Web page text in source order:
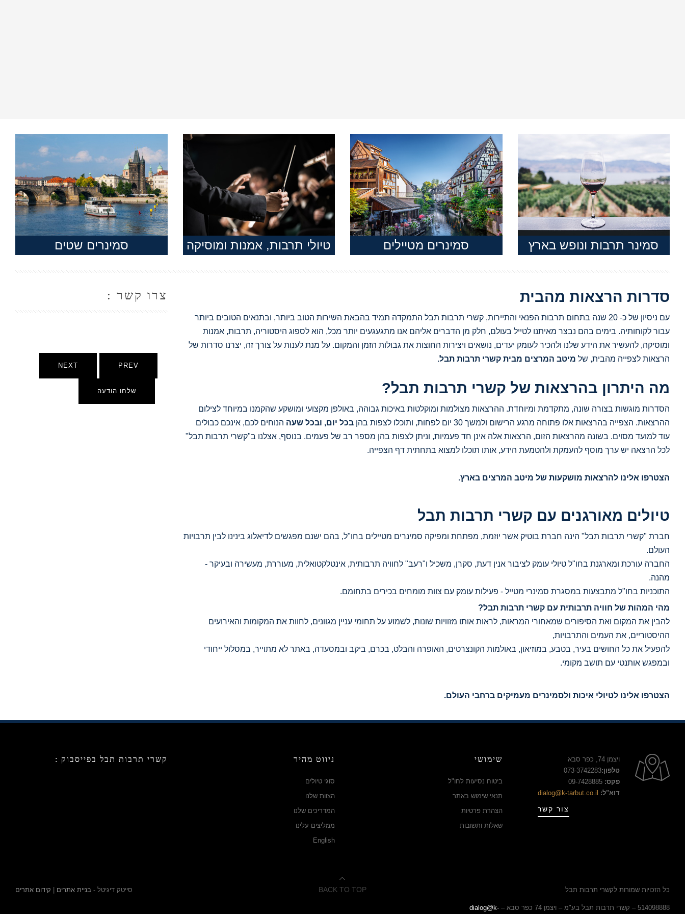
סמינר תרבות ונופש בארץ סמינרים מטיילים טיולי תרבות, אמנות ומוסיקה סמינרים שטים
סדרות הרצאות מהבית
עם ניסיון של כ- 20 שנה בתחום תרבות הפנאי והתיירות, קשרי תרבות תבל התמקדה תמיד בהבאת השירות הטוב ביותר, ובתנאים הטובים ביותר
עבור לקוחותיה. בימים בהם נבצר מאיתנו לטייל בעולם, חלק מן הדברים אליהם אנו מתגעגעים יותר מכל, הוא לספוג היסטוריה, תרבות, אמנות
ומוסיקה, להעשיר את הידע שלנו ולהכיר לעומק יעדים, נושאים ויצירות החוצות את גבולות הזמן והמקום. על מנת לענות על צורך זה, יצרנו סדרות של
הרצאות לצפייה מהבית, של מיטב המרצים מבית קשרי תרבות תבל.
מה היתרון בהרצאות של קשרי תרבות תבל?
הסדרות מוגשות בצורה שונה, מתקדמת ומיוחדת. ההרצאות מצולמות ומוקלטות באיכות גבוהה, באולפן מקצועי ומושקע שהקמנו במיוחד לצילום
ההרצאות. הצפייה בהרצאות אלו פתוחה מרגע הרישום ולמשך 30 יום לפחות, ותוכלו לצפות בהן
בכל יום, ובכל שעה הנוחים לכם, אינכם כבולים
עוד למועד מסוים. בשונה מהרצאות הזום, הרצאות אלה אינן חד פעמיות, וניתן לצפות בהן מספר רב של פעמים. בנוסף, אצלנו ב"קשרי תרבות תבל"
לכל הרצאה יש ערך מוסף להעמקת ולהטמעת הידע, אותו תוכלו למצוא בתחתית דף הצפייה.
הצטרפו אלינו להרצאות מושקעות של מיטב המרצים בארץ.
טיולים מאורגנים עם קשרי תרבות תבל
חברת "קשרי תרבות תבל" הינה חברת בוטיק אשר יוזמת, מפתחת ומפיקה סמינרים מטיילים בחו"ל, בהם ישנם מפגשים לדיאלוג בינינו לבין תרבויות
העולם.
החברה עורכת ומארגנת בחו"ל טיולי עומק לציבור אנין דעת, סקרן, משכיל ו"רעב" לחוויה תרבותית, אינטלקטואלית, מעוררת, מעשירה ובעיקר -
מהנה.
התוכניות בחו"ל מתבצעות במסגרת סמינרי מטייל - פעילות עומק עם צוות מומחים בכירים בתחומם.
מהי המהות של חוויה תרבותית עם קשרי תרבות תבל?
להבין את המקום ואת הסיפורים שמאחורי המראות, לראות אותו מזוויות שונות, לשמוע על תחומי עניין מגוונים, לחוות את המקומות והאירועים
ההיסטוריים, את העמים והתרבויות,
להפעיל את כל החושים בעיר, בטבע, במוזיאון, באולמות הקונצרטים, האופרה והבלט, בכרם, ביקב ובמסעדה, באתר לא מתוייר, במסלול ייחודי
ובמפגש אותנטי עם תושב מקומי.
הצטרפו אלינו לטיולי איכות ולסמינרים מעמיקים ברחבי העולם.
צרו קשר :
PREV
NEXT
שלחו הודעה
ויצמן 74, כפר סבא
טלפון:073-3742283
פקס:
דוא"ל: dialog@k-tarbut.co.il
צור קשר
שימושי
ביטוח נסיעות לחו"ל
תנאי שימוש באתר
הצהרת פרטיות
שאלות ותשובות
ניווט מהיר
סוגי טיולים
הצוות שלנו
המדריכים שלנו
ממליצים עלינו
English
קשרי תרבות תבל בפייסבוק :
כל הזכויות שמורות לקשרי תרבות תבל
514098888 – קשרי תרבות תבל בע"מ – ויצמן 74 כפר סבא – dialog@k-
BACK TO TOP סייטק דיגיטל - בניית אתרים קידום אתרים